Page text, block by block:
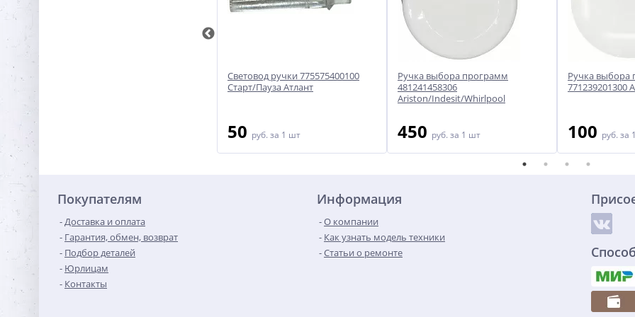
Световод ручки 775575400100
Старт/Пауза Атлант
50 руб. за 1 шт
Ручка выбора программ
481241458306
Ariston/Indesit/Whirlpool
450 руб. за 1 шт
Ручка выбора
771239201300
100 руб. за
Покупателям
Доставка и оплата
Гарантия, обмен, возврат
Подбор деталей
Юрлицам
Контакты
Информация
О компании
Как узнать модель техники
Статьи о ремонте